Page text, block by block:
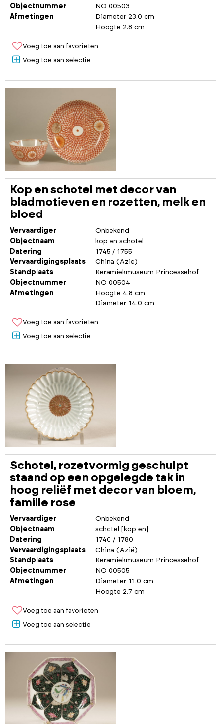
Objectnummer
NO 00503
Afmetingen
Diameter 23.0 cm
Hoogte 2.8 cm
Voeg toe aan favorieten
Voeg toe aan selectie
Kop en schotel met decor van
bladmotieven en rozetten, melk en
bloed
Vervaardiger
Onbekend
Objectnaam
kop en schotel
Datering
1745 / 1755
Vervaardigingsplaats
China (Azië)
Standplaats
Keramiekmuseum Princessehof
Objectnummer
NO 00504
Afmetingen
Hoogte 4.8 cm
Diameter 14.0 cm
Voeg toe aan favorieten
Voeg toe aan selectie
Schotel, rozetvormig geschulpt
staand op een opgelegde tak in
hoog reliëf met decor van bloem,
famille rose
Vervaardiger
Onbekend
Objectnaam
schotel [kop en]
Datering
1740 / 1780
Vervaardigingsplaats
China (Azië)
Standplaats
Keramiekmuseum Princessehof
Objectnummer
NO 00505
Afmetingen
Diameter 11.0 cm
Hoogte 2.7 cm
Voeg toe aan favorieten
Voeg toe aan selectie